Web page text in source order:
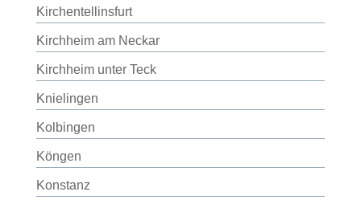
Kirchentellinsfurt
Kirchheim am Neckar
Kirchheim unter Teck
Knielingen
Kolbingen
Köngen
Konstanz